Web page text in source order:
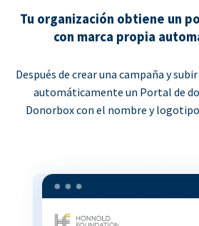
Tu organización obtiene un
con marca propia
Después de crear una campaña y
automáticamente un Portal de
Donorbox con el nombre y